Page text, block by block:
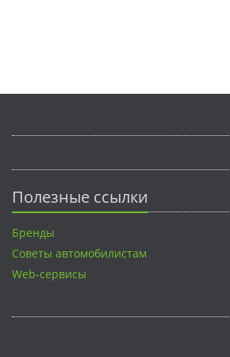
Полезные ссылки
Бренды
Советы автомобилистам
Web-сервисы